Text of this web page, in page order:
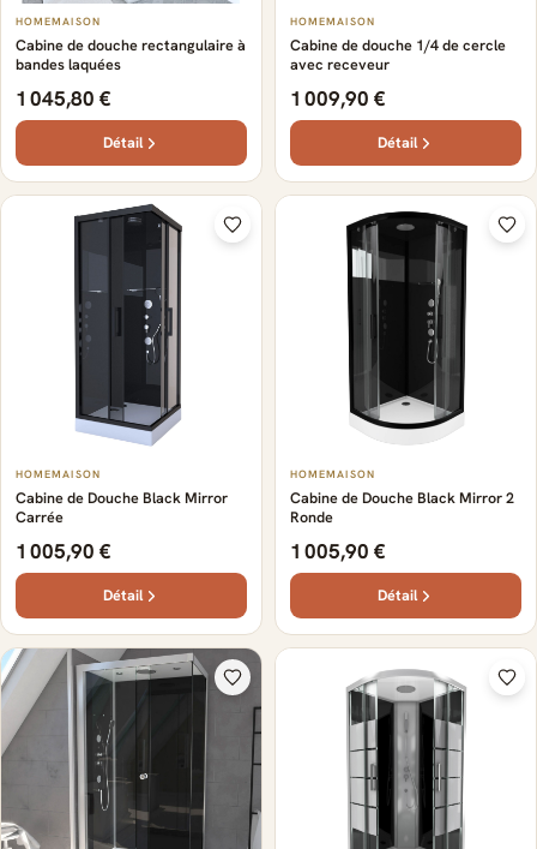
HOMEMAISON
Cabine de douche rectangulaire à
bandes laquées
1 045,80 €
Détail
HOMEMAISON
Cabine de douche 1/4 de cercle
avec receveur
1 009,90 €
Détail
HOMEMAISON
Cabine de Douche Black Mirror
Carrée
1 005,90 €
Détail
HOMEMAISON
Cabine de Douche Black Mirror 2
Ronde
1 005,90 €
Détail